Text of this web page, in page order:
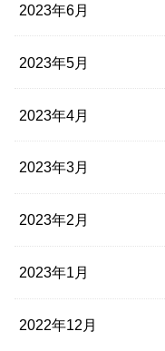
2023年6月
2023年5月
2023年4月
2023年3月
2023年2月
2023年1月
2022年12月